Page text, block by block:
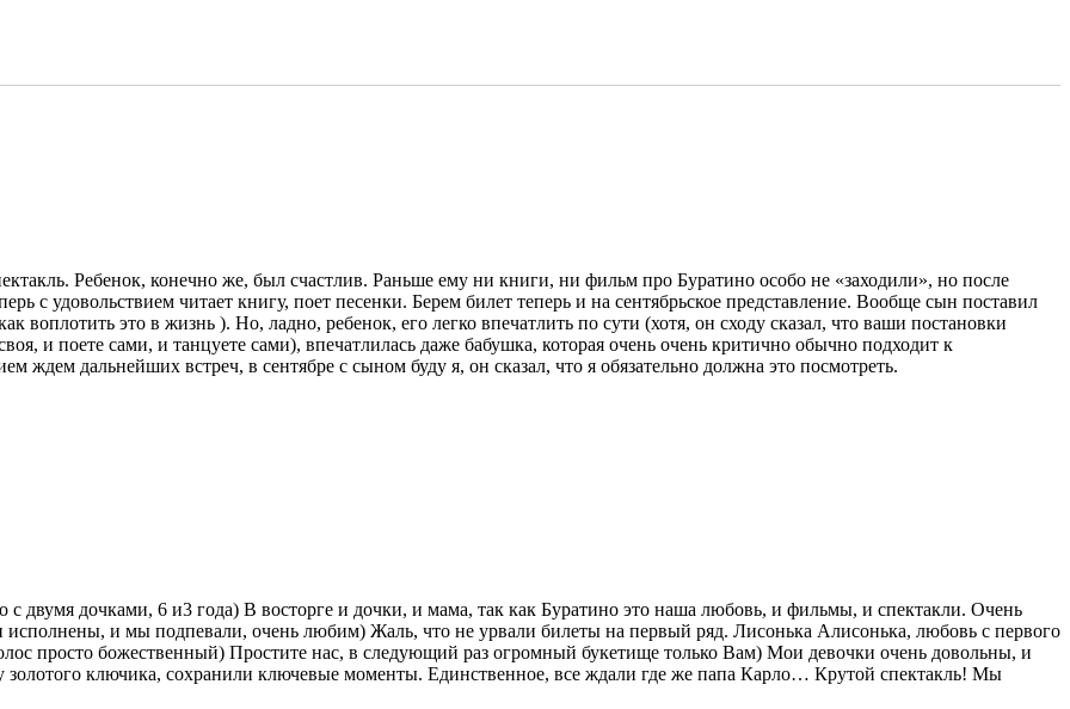
Ребенок, конечно же, был счастлив. Раньше ему ни книги, ни фильм про Буратино особо не «заходили», но после
с удовольствием читает книгу, поет песенки. Берем билет теперь и на сентябрьское представление. Вообще сын поставил
воплотить это в жизнь ). Но, ладно, ребенок, его легко впечатлить по сути (хотя, он сходу сказал, что ваши постановки
и поете сами, и танцуете сами), впечатлилась даже бабушка, которая очень очень критично обычно подходит к
ждем дальнейших встреч, в сентябре с сыном буду я, он сказал, что я обязательно должна это посмотреть.
двумя дочками, 6 и3 года) В восторге и дочки, и мама, так как Буратино это наша любовь, и фильмы, и спектакли. Очень
и мы подпевали, очень любим) Жаль, что не урвали билеты на первый ряд. Лисонька Алисонька, любовь с первого
просто божественный) Простите нас, в следующий раз огромный букетище только Вам) Мои девочки очень довольны, и
ключика, сохранили ключевые моменты. Единственное, все ждали где же папа Карло… Крутой спектакль! Мы